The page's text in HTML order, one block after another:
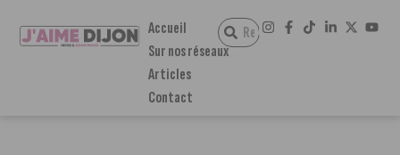
Accueil
Sur nos réseaux
Articles
Contact